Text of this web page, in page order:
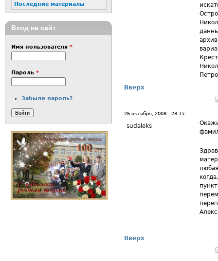
Вверх
26 октября, 2008 - 23:15
sudaleks
Вверх
Последние материалы
Вход на сайт
Имя пользователя *
Пароль *
Забыли пароль?